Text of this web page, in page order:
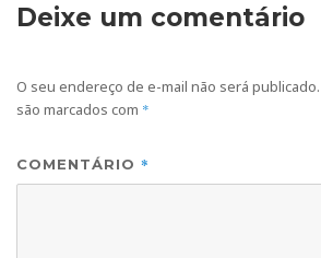
Deixe um comentário
O seu endereço de e-mail não será publicado.
são marcados com *
COMENTÁRIO *